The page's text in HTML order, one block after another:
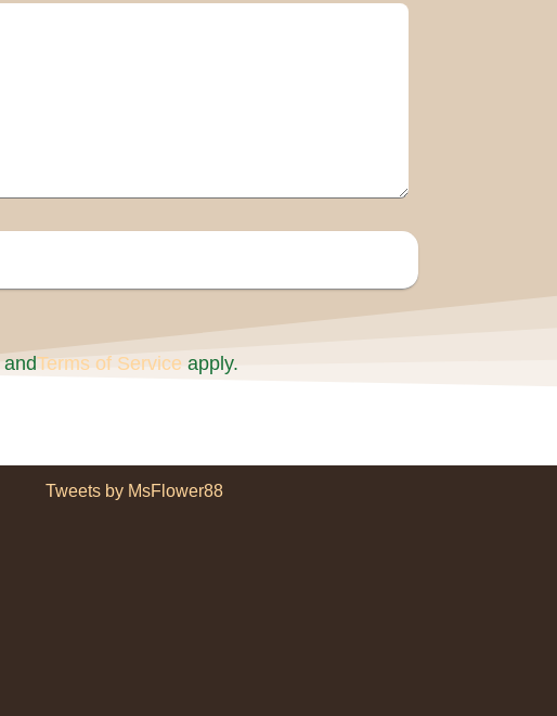
andTerms of Service apply.
Tweets by MsFlower88